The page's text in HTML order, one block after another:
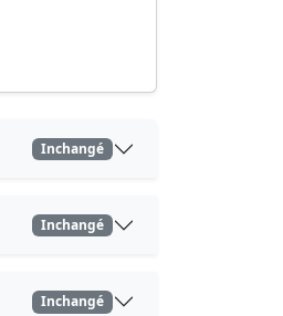
Inchangé
Inchangé
Inchangé